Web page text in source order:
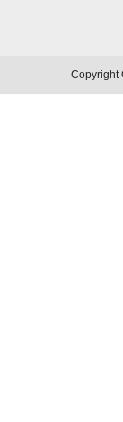
Copyright